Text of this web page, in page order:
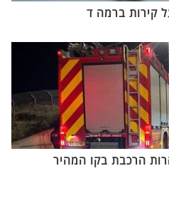
קירות ברמה ד
הרכבת בקו המהיר